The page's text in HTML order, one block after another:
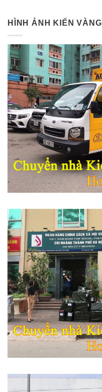
HÌNH ẢNH KIẾN VÀNG